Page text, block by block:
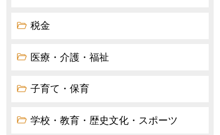
税金
医療・介護・福祉
子育て・保育
学校・教育・歴史文化・スポーツ